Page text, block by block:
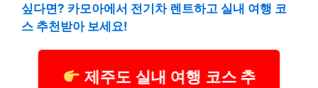
싶다면? 카모아에서 전기차 렌트하고 실내 여행 코
스 추천받아 보세요!
제주도 실내 여행 코스 추